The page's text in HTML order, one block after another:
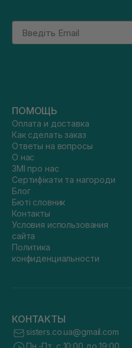
Email
ПОМОЩЬ
Оплата и доставка
Как сделать заказ
Ответы на вопросы
О нас
ЗМІ про нас
Сертифікати та нагороди
Блог
Бюті словник
Контакты
Условия использования
сайта
Политика
конфиденциальности
КОНТАКТЫ
sisters.co.ua@gmail.com
Пн.-Пт. с 10:00 до 19:00